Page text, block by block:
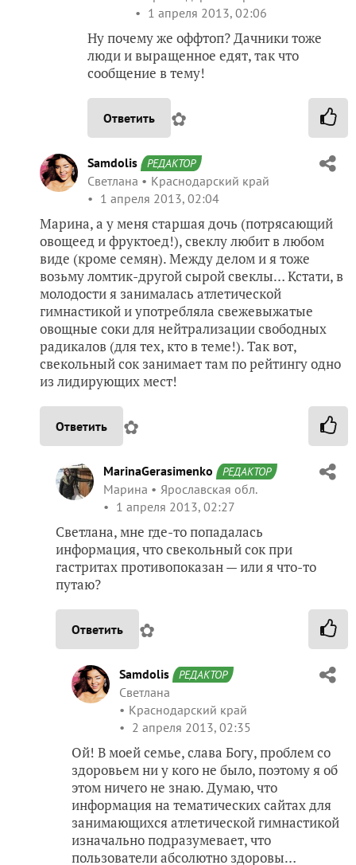
1 апреля 2013, 02:06
Ну почему же оффтоп? Дачники тоже
люди и выращенное едят, так что
сообщение в тему!
Ответить ✿
Samdolis РЕДАКТОР
Светлана
Краснодарский край
1 апреля 2013, 02:04
Марина, а у меня старшая дочь (потрясающий
овощеед и фруктоед!), свеклу любит в любом
виде (кроме семян). Между делом и я тоже
возьму ломтик-другой сырой свеклы… Кстати, в
молодости я занималась атлетической
гимнастикой и употребляла свежевыжатые
овощные соки для нейтрализации свободных
радикалов (для тех, кто в теме!). Так вот,
свекольный сок занимает там по рейтингу одно
из лидирующих мест!
Ответить ✿
MarinaGerasimenko РЕДАКТОР
Марина
Ярославская обл.
1 апреля 2013, 02:27
Светлана, мне где-то попадалась
информация, что свекольный сок при
гастритах противопоказан — или я что-то
путаю?
Ответить ✿
Samdolis РЕДАКТОР
Светлана
Краснодарский край
2 апреля 2013, 02:35
Ой! В моей семье, слава Богу, проблем со
здоровьем ни у кого не было, поэтому я об
этом ничего не знаю. Думаю, что
информация на тематических сайтах для
занимающихся атлетической гимнастикой
изначально подразумевает, что
пользователи абсолютно здоровы…